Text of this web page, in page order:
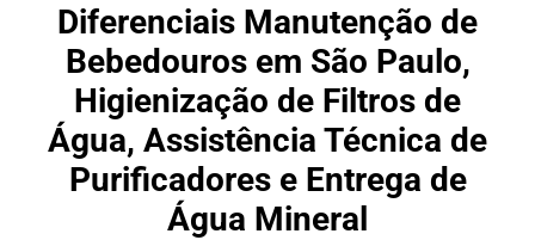
Diferenciais Manutenção de
Bebedouros em São Paulo,
Higienização de Filtros de
Água, Assistência Técnica de
Purificadores e Entrega de
Água Mineral